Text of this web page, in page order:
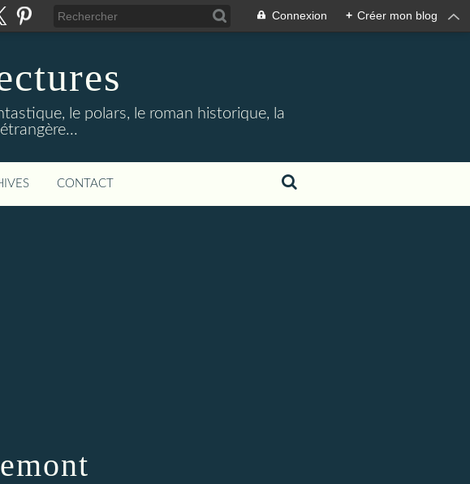
Connexion + Créer mon blog
le polars, le roman historique, la
CONTACT